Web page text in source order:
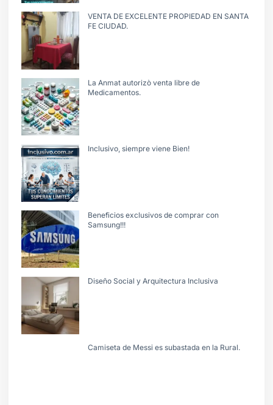
VENTA DE EXCELENTE PROPIEDAD EN SANTA
FE CIUDAD.
La Anmat autorizò venta libre de
Medicamentos.
Inclusivo, siempre viene Bien!
Beneficios exclusivos de comprar con
Samsung!!!
Diseño Social y Arquitectura Inclusiva
Camiseta de Messi es subastada en la Rural.